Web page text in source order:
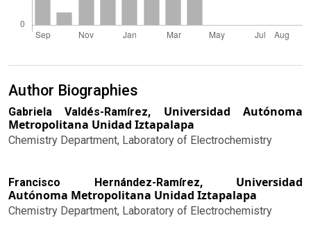
Author Biographies
Gabriela Valdés-Ramírez, Universidad Autónoma
Metropolitana Unidad Iztapalapa
Chemistry Department, Laboratory of Electrochemistry
Francisco Hernández-Ramírez, Universidad
Autónoma Metropolitana Unidad Iztapalapa
Chemistry Department, Laboratory of Electrochemistry